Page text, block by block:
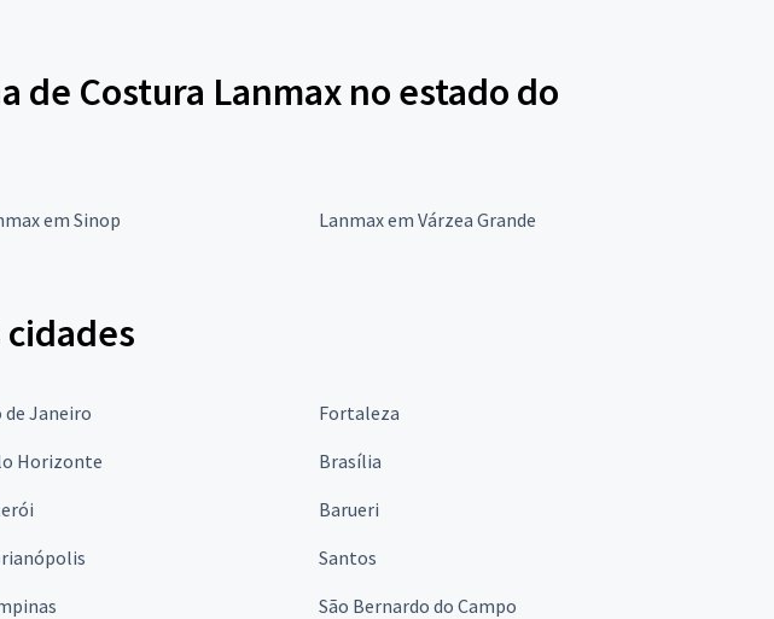
de Costura Lanmax no estado do
em Sinop Lanmax em Várzea Grande
de Janeiro
Fortaleza
Horizonte
Brasília
Barueri
Santos
São Bernardo do Campo